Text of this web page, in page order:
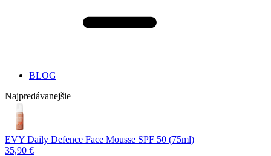
BLOG
Najpredávanejšie
EVY Daily Defence Face Mousse SPF 50 (75ml)
35,90 €